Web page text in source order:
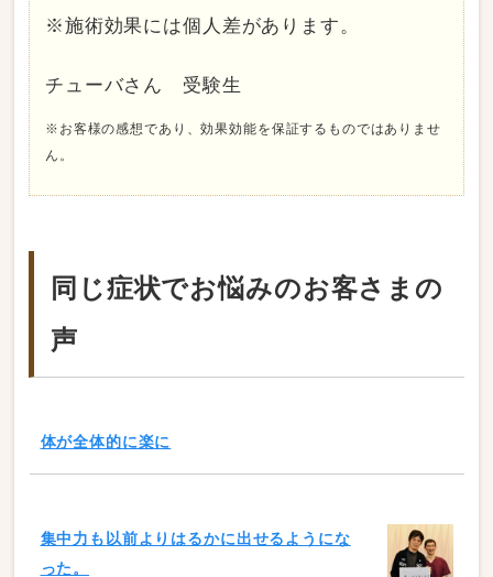
※施術効果には個人差があります。
チューバさん 受験生
※お客様の感想であり、効果効能を保証するものではありませ
ん。
同じ症状でお悩みのお客さまの
声
体が全体的に楽に
集中力も以前よりはるかに出せるようにな
った。